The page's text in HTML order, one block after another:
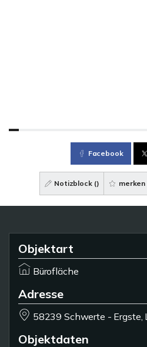
Facebook
Notizblock () merken
Objektart
Bürofläche
Adresse
58239 Schwerte -
Objektdaten